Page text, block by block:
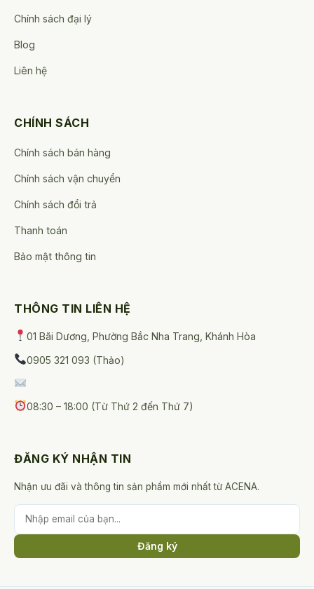
Chính sách đại lý
Blog
Liên hệ
CHÍNH SÁCH
Chính sách bán hàng
Chính sách vận chuyển
Chính sách đổi trả
Thanh toán
Bảo mật thông tin
THÔNG TIN LIÊN HỆ
01 Bãi Dương, Phường Bắc Nha Trang, Khánh Hòa
0905 321 093 (Thảo)
08:30 – 18:00 (Từ Thứ 2 đến Thứ 7)
ĐĂNG KÝ NHẬN TIN
Nhận ưu đãi và thông tin sản phẩm mới nhất từ ACENA.
Đăng ký